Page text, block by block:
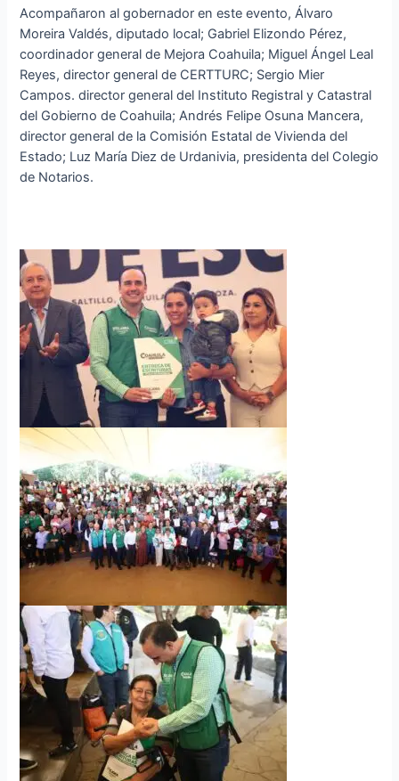
Acompañaron al gobernador en este evento, Álvaro
Moreira Valdés, diputado local; Gabriel Elizondo Pérez,
coordinador general de Mejora Coahuila; Miguel Ángel Leal
Reyes, director general de CERTTURC; Sergio Mier
Campos. director general del Instituto Registral y Catastral
del Gobierno de Coahuila; Andrés Felipe Osuna Mancera,
director general de la Comisión Estatal de Vivienda del
Estado; Luz María Diez de Urdanivia, presidenta del Colegio
de Notarios.